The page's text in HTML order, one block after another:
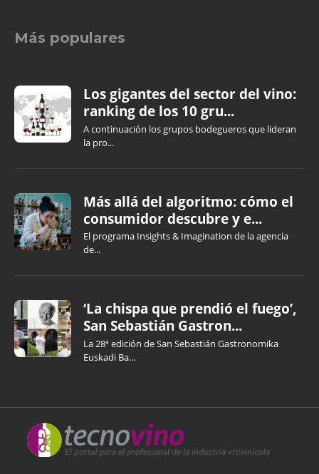
Más populares
Los gigantes del sector del vino:
ranking de los 10 gru...
A continuación los grupos bodegueros que lideran
la pro...
Más allá del algoritmo: cómo el
consumidor descubre y e...
El programa Insights & Imagination de la agencia
de...
‘La chispa que prendió el fuego’,
San Sebastián Gastron...
La 28ª edición de San Sebastián Gastronomika
Euskadi Ba...